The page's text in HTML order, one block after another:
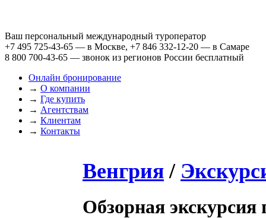
Ваш персональный международный туроператор
+7 495 725-43-65 — в Москве, +7 846 332-12-20 — в Самаре
8 800 700-43-65 — звонок из регионов России бесплатный
Онлайн бронирование
→ О компании
→ Где купить
→ Агентствам
→ Клиентам
→ Контакты
Венгрия /
Обзорная экскурсия